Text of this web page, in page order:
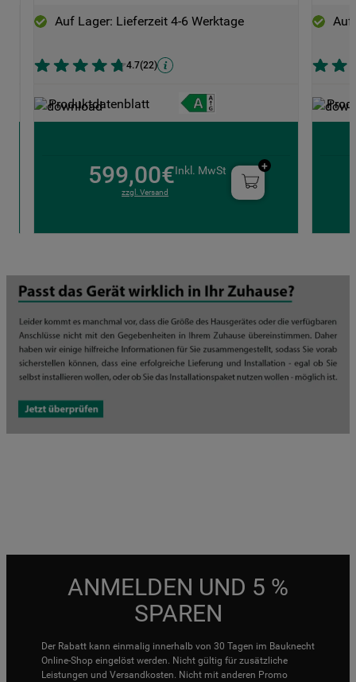
Auf Lager: Lieferzeit 4-6 Werktage
4.7(22)
Produktdatenblatt
599,00€Inkl. MwSt
zzgl. Versand
Auf
ANMELDEN UND 5 %
SPAREN
Der Rabatt kann einmalig innerhalb von 30 Tagen im Bauknecht
Online-Shop eingelöst werden. Nicht gültig für zusätzliche
Leistungen und Versandkosten. Nicht mit anderen Promo